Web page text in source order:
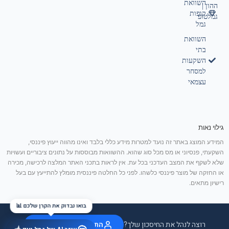
השוואת
קופות
גמל
השוואת
בתי
השקעות
למסחר
עצמאי
ההון |
גמלטופ
גילוי נאות
המידע המוצג באתר זה נועד למטרות מידע כללי בלבד ואינו מהווה ייעוץ פיננסי,
השקעתי, פנסיוני או מס מכל סוג שהוא. ההשוואות מבוססות על נתונים ציבוריים ועשויות
שלא לשקף את המצב העדכני בכל עת. אין לראות בתכני האתר המלצה לרכישה, מכירה
או החזקה של מוצר פיננסי כלשהו. לפני כל החלטה פיננסית מומלץ להתייעץ עם בעל
רישיון מתאים.
רוצה לנהל את החיסכון שלך? התחבר / הצטרף בחינם
בואו נבדוק את הקרן שלכם 📊